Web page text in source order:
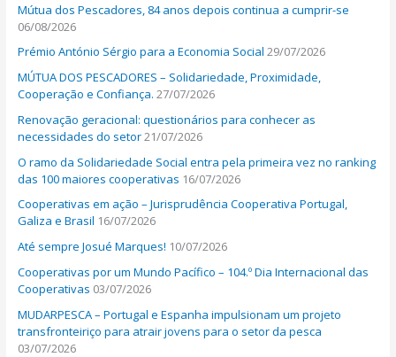
f
o
r
:
Mútua dos Pescadores, 84 anos depois continua a cumprir-se
06/08/2026
Prémio António Sérgio para a Economia Social 29/07/2026
MÚTUA DOS PESCADORES – Solidariedade, Proximidade,
Cooperação e Confiança. 27/07/2026
Renovação geracional: questionários para conhecer as
necessidades do setor21/07/2026
O ramo da Solidariedade Social entra pela primeira vez no ranking
das 100 maiores cooperativas 16/07/2026
Cooperativas em ação – Jurisprudência Cooperativa Portugal,
Galiza e Brasil 16/07/2026
Até sempre Josué Marques! 10/07/2026
Cooperativas por um Mundo Pacífico – 104.º Dia Internacional das
Cooperativas 03/07/2026
MUDARPESCA – Portugal e Espanha impulsionam um projeto
transfronteiriço para atrair jovens para o setor da pesca
03/07/2026